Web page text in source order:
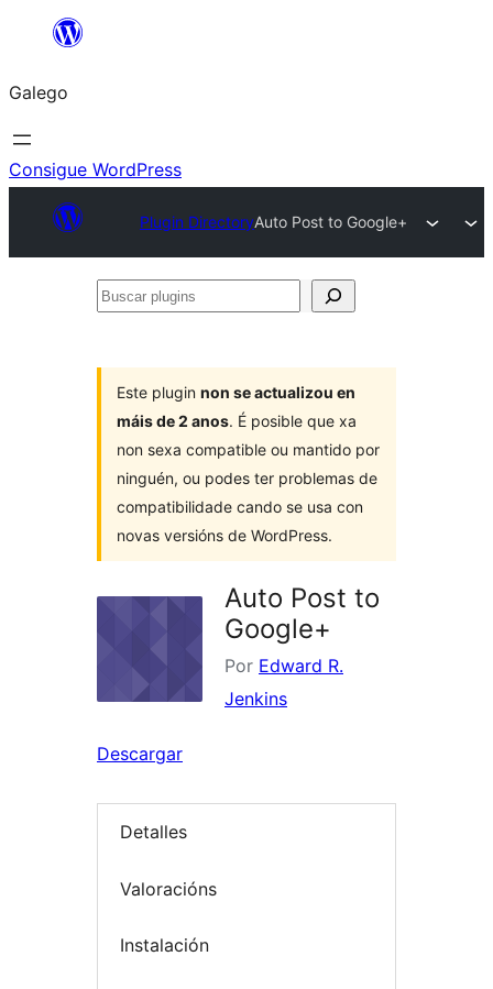
Saltar
contido
Galego
Consigue WordPress
Plugin DirectoryAuto Post to Google+
Buscar
Este plugin non se actualizou en
máis de 2 anos. É posible que xa
non sexa compatible ou mantido por
ninguén, ou podes ter problemas de
compatibilidade cando se usa con
novas versións de WordPress.
Auto Post to
Google+
Por Edward R.
Jenkins
Descargar
Detalles
Valoracións
Instalación